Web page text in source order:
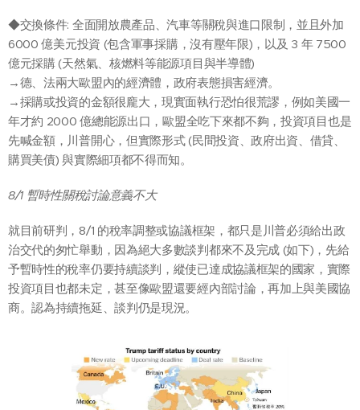
◆交換條件: 全面開放農產品、汽車等關稅與進口限制，並且外加
6000 億美元投資 (包含軍事採購，沒有壓年限)，以及 3 年 7500
億元採購 (天然氣、核燃料等能源項目與半導體)
→德、法兩大歐盟內的經濟體，政府表態損害經濟。
→採購或投資的金額很龐大，現實面執行恐怕很荒謬，例如美國一
年才約 2000 億總能源出口，歐盟全吃下來都不夠，投資項目也是
先喊金額，川普開心，但實際形式 (民間投資、政府出資、借貸、
購買美債) 與實際細項都不得而知。
8/1 暫時性關稅討論意義不大
就目前研判，8/1 的稅率調整或協議框架，都只是川普必須給出政
治交代的匆忙舉動，因為絕大多數談判都來不及完成 (如下)，先給
予暫時性的稅率仍要持續談判，縱使已達成協議框架的國家，實際
投資項目也都未定，甚至像歐盟還要經內部討論，再加上與美國協
商。認為持續拖延、談判仍是現況。